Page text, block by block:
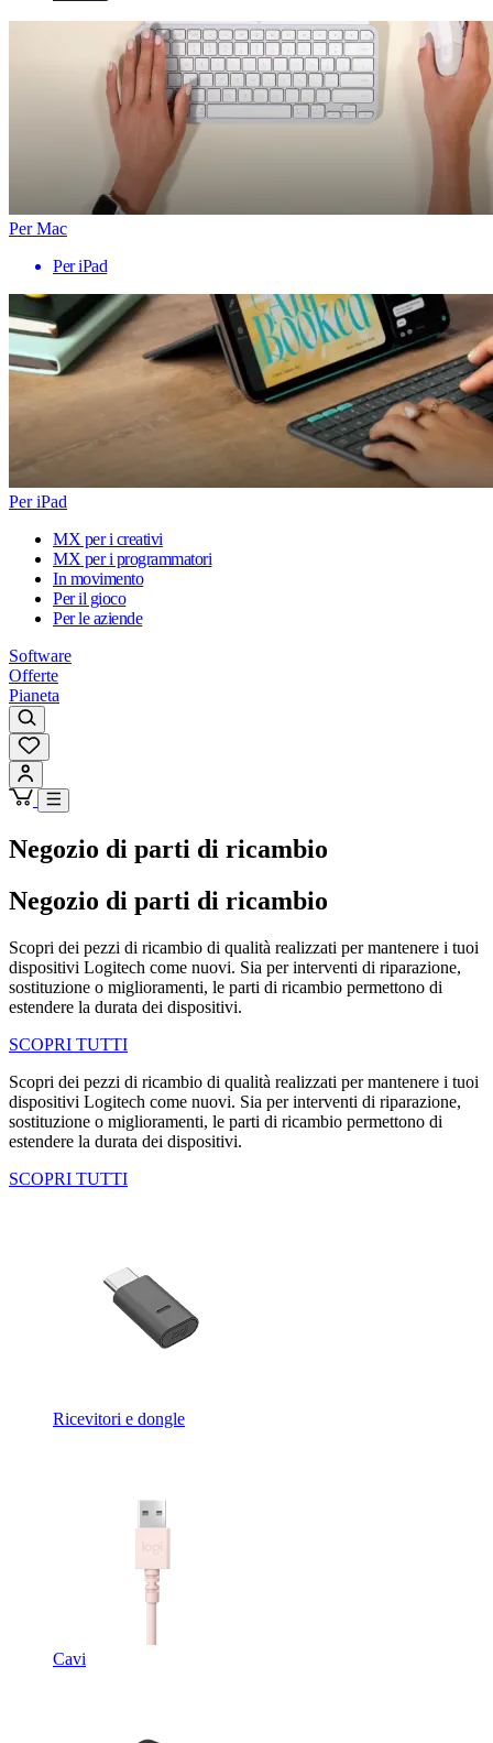
Per Mac
Per iPad
Per iPad
MX per i creativi
MX per i programmatori
In movimento
Per il gioco
Per le aziende
Software
Offerte
Pianeta
Negozio di parti di ricambio
Negozio di parti di ricambio
Scopri dei pezzi di ricambio di qualità realizzati per mantenere i tuoi
dispositivi Logitech come nuovi. Sia per interventi di riparazione,
sostituzione o miglioramenti, le parti di ricambio permettono di
estendere la durata dei dispositivi.
SCOPRI TUTTI
Scopri dei pezzi di ricambio di qualità realizzati per mantenere i tuoi
dispositivi Logitech come nuovi. Sia per interventi di riparazione,
sostituzione o miglioramenti, le parti di ricambio permettono di
estendere la durata dei dispositivi.
SCOPRI TUTTI
Ricevitori e dongle
Cavi